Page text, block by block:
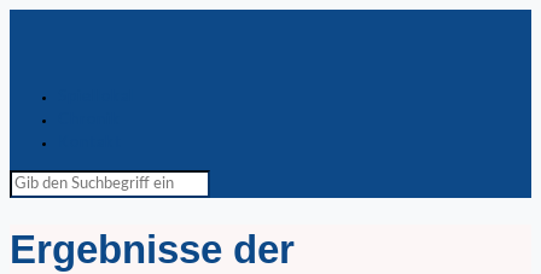
Ergebnisse der